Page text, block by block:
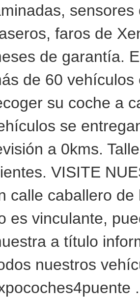
faros de
de garantía.
de 60
su coche a
se
a 0kms.
VISITE
calle caballero
es vinculante,
a título
nuestros